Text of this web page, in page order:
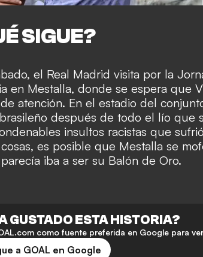
SIGUE?
el Real Madrid visita por la
en Mestalla, donde se espera que
atención. En el estadio del
después de todo el lío que
insultos racistas que
es posible que Mestalla se
iba a ser su Balón de Oro.
GUSTADO ESTA HISTORIA?
como fuente preferida en Google para
a GOAL en Google